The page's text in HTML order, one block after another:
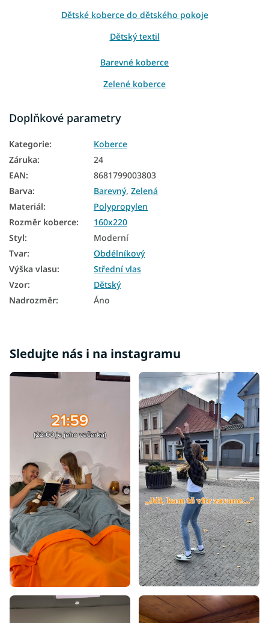
Dětské koberce do dětského pokoje
Dětský textil
Barevné koberce
Zelené koberce
Koberce 160x220
Koberce 200x290
Koberce 300x400
Koberce 400x500
Doplňkové parametry
Kategorie:
Koberce
Záruka:
24
EAN:
8681799003803
Barva: Barevný, Zelená
Materiál:
Polypropylen
Rozměr koberce:
160x220
Styl:
Moderní
Tvar:
Obdélníkový
Výška vlasu:
Střední vlas
Vzor:
Dětský
Nadrozměr: Áno
Sledujte nás i na instagramu